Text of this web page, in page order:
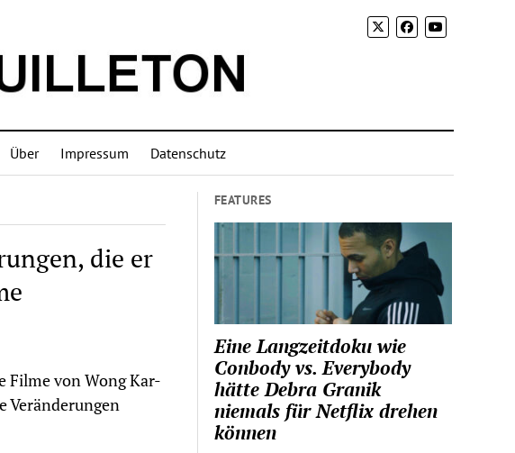
Über Impressum Datenschutz
die er
Filme von Wong Kar-
Veränderungen
FEATURES
Eine Langzeitdoku wie
Conbody vs. Everybody
hätte Debra Granik
niemals für Netflix drehen
können